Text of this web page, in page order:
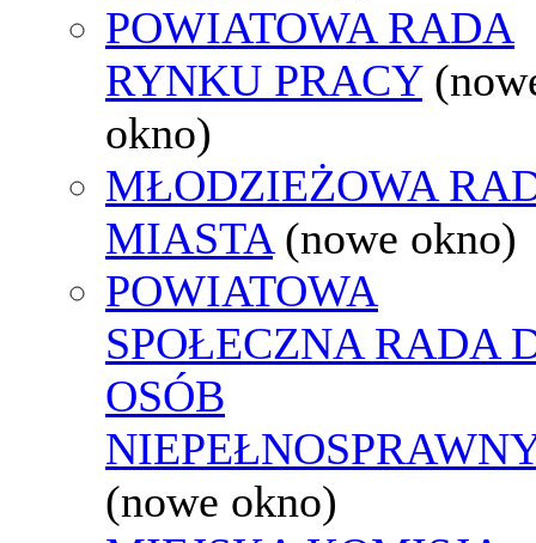
POWIATOWA RADA
RYNKU PRACY
okno)
MŁODZIEŻOWA
MIASTA (nowe okno)
POWIATOWA
SPOŁECZNA RADA
OSÓB
(nowe okno)